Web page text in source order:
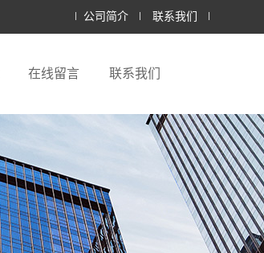
公司简介 联系我们
在线留言 联系我们